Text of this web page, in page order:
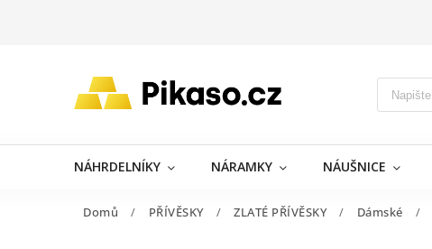
NÁHRDELNÍKY NÁRAMKY NÁUŠNICE
Domů / PŘÍVĚSKY / ZLATÉ PŘÍVĚSKY / Dámské /